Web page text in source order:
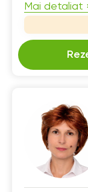
Mai detaliat